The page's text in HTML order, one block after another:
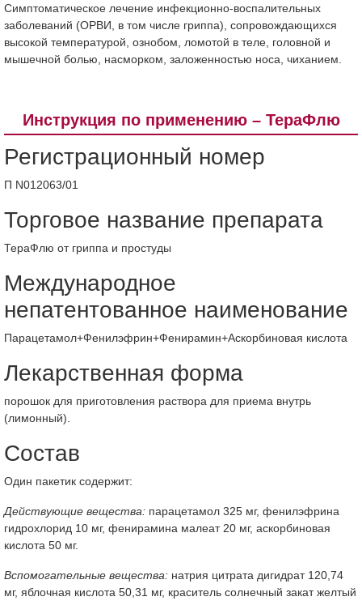
Симптоматическое лечение инфекционно-воспалительных
заболеваний (ОРВИ, в том числе гриппа), сопровождающихся
высокой температурой, ознобом, ломотой в теле, головной и
мышечной болью, насморком, заложенностью носа, чиханием.
Инструкция по применению – ТераФлю
Регистрационный номер
П N012063/01
Торговое название препарата
ТераФлю от гриппа и простуды
Международное
непатентованное наименование
Парацетамол+Фенилэфрин+Фенирамин+Аскорбиновая кислота
Лекарственная форма
порошок для приготовления раствора для приема внутрь
(лимонный).
Состав
Один пакетик содержит:
Действующие вещества: парацетамол 325 мг, фенилэфрина
гидрохлорид 10 мг, фенирамина малеат 20 мг, аскорбиновая
кислота 50 мг.
Вспомогательные вещества: натрия цитрата дигидрат 120,74
мг, яблочная кислота 50,31 мг, краситель солнечный закат желтый